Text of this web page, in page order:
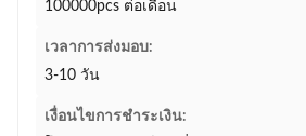
100000pcs ต่อเดือน
เวลาการส่งมอบ:
3-10 วัน
เงื่อนไขการชำระเงิน: